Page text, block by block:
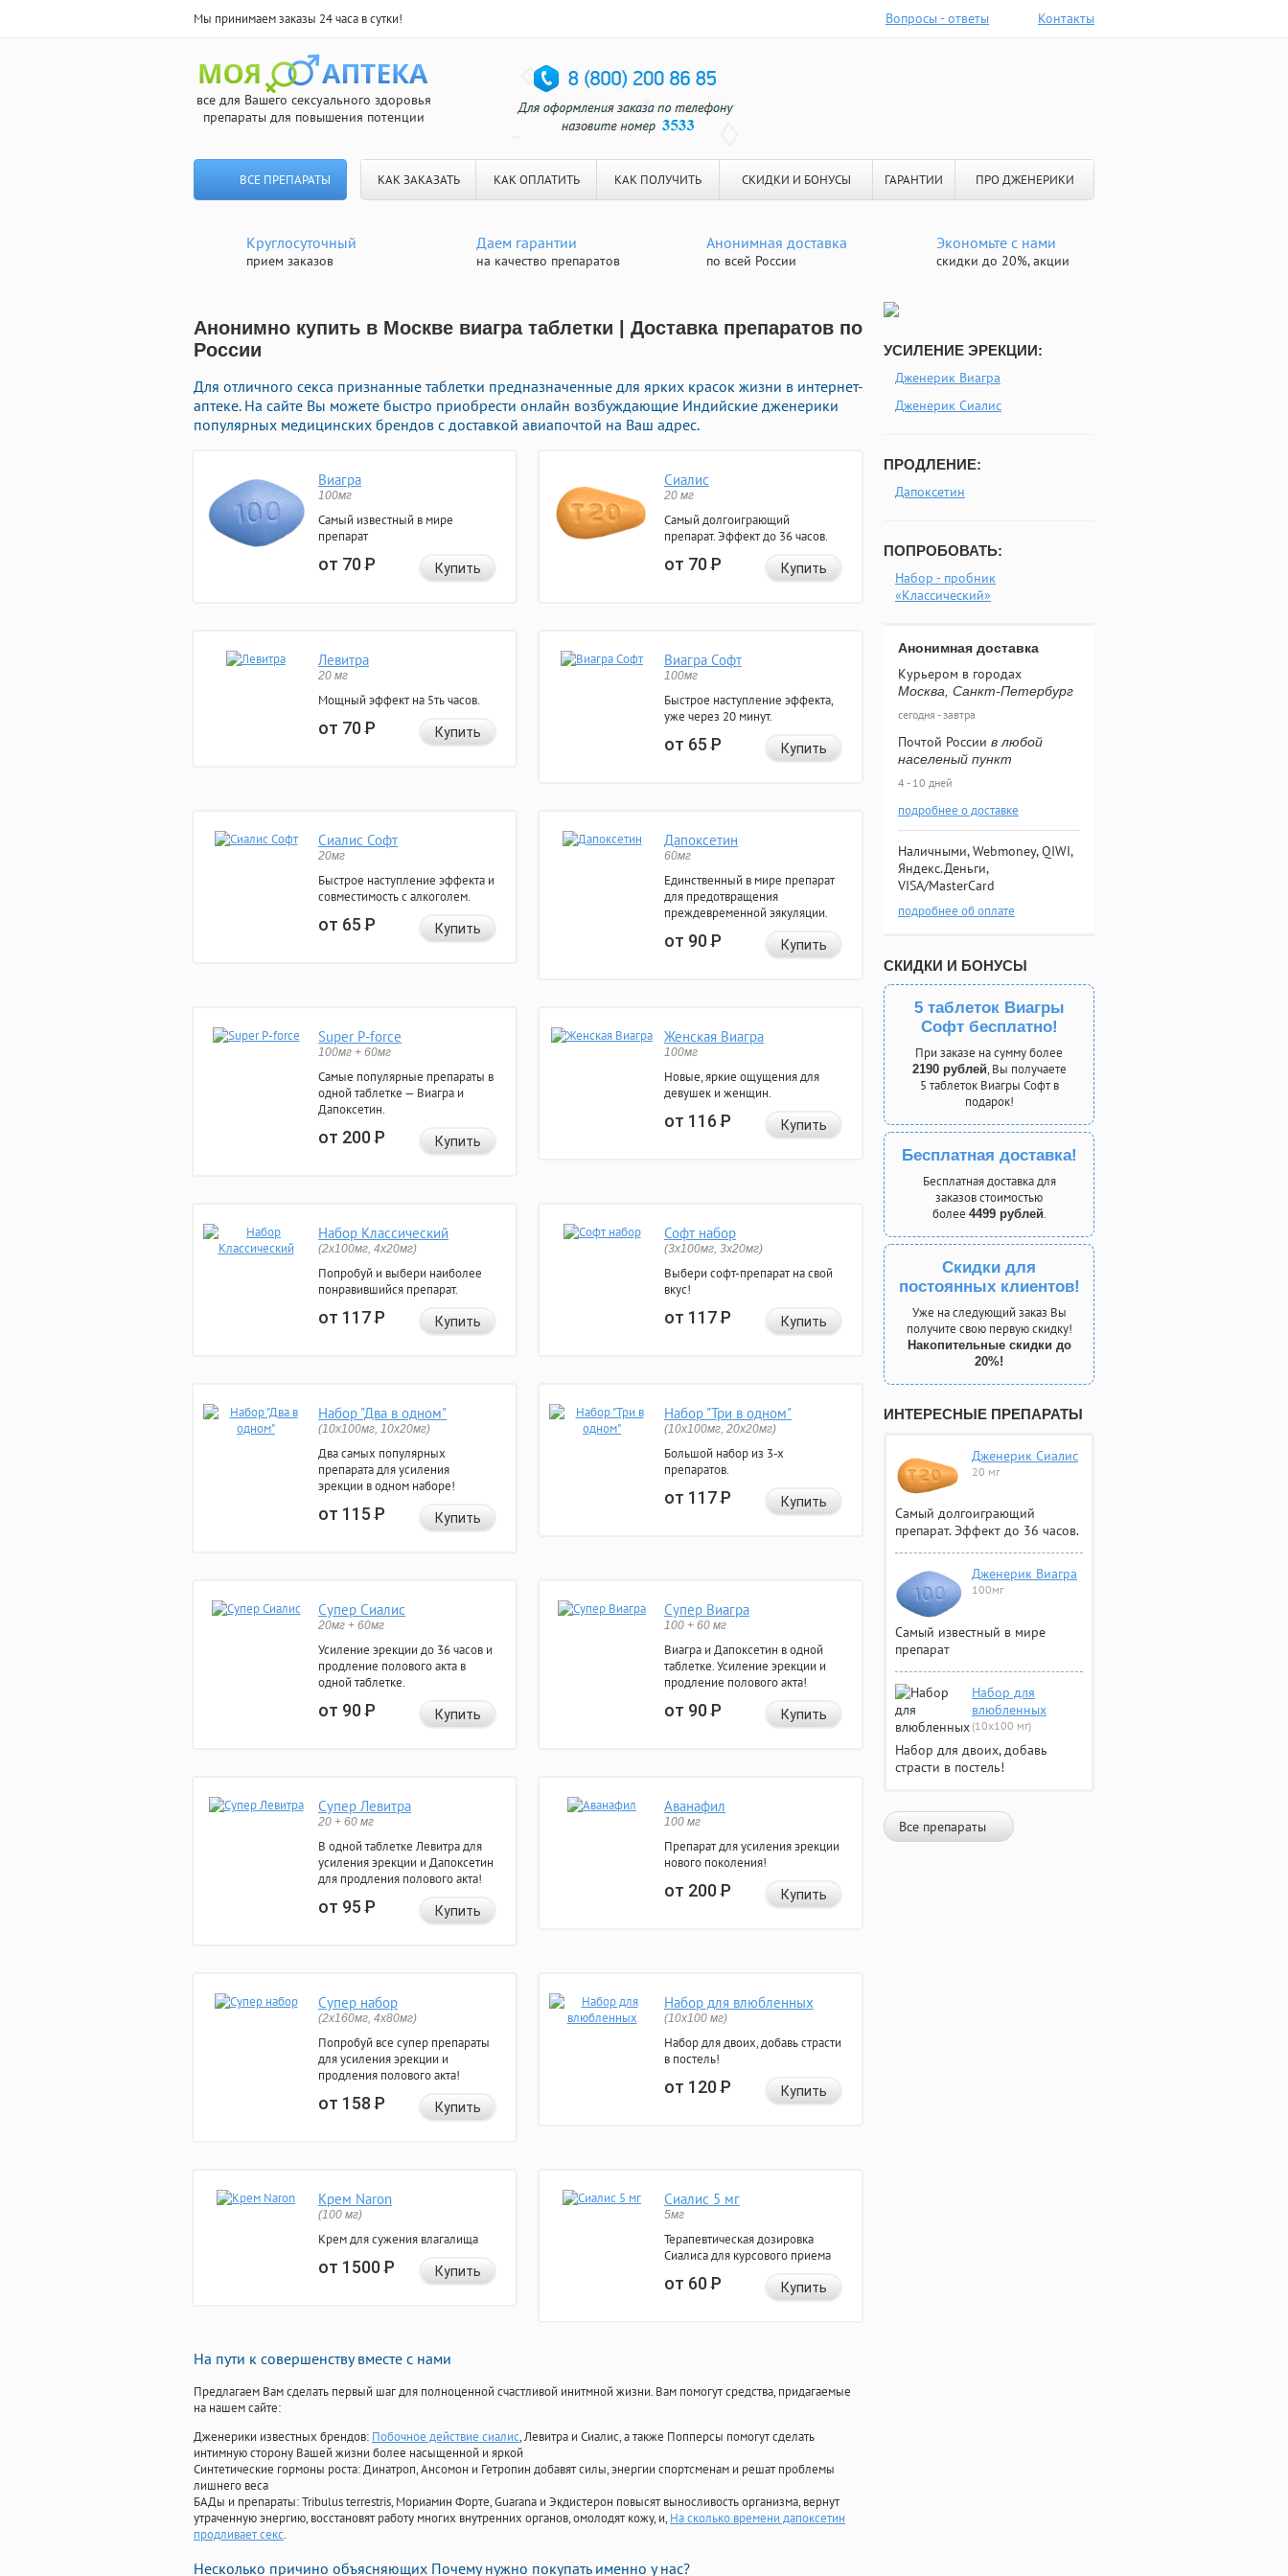
Мы принимаем заказы 24 часа в сутки! Вопросы - ответы Контакты
все для Вашего сексуального здоровья
препараты для повышения потенции
ВСЕ ПРЕПАРАТЫ КАК ЗАКАЗАТЬ КАК ОПЛАТИТЬ КАК ПОЛУЧИТЬ СКИДКИ И БОНУСЫ ГАРАНТИИ ПРО ДЖЕНЕРИКИ
Круглосуточный
прием заказов
Даем гарантии
на качество препаратов
Анонимная доставка
по всей России
Экономьте с нами
скидки до 20%, акции
Анонимно купить в Москве виагра таблетки | Доставка препаратов по
России
Для отличного секса признанные таблетки предназначенные для ярких красок жизни в интернет-
аптеке. На сайте Вы можете быстро приобрести онлайн возбуждающие Индийские дженерики
популярных медицинских брендов с доставкой авиапочтой на Ваш адрес.
Виагра
100мг
Самый известный в мире
препарат
от 70Р Купить
Сиалис
20 мг
Самый долгоиграющий
препарат. Эффект до 36 часов.
от 70Р Купить
Левитра
20 мг
Мощный эффект на 5ть часов.
от 70Р Купить
Виагра Софт
100мг
Быстрое наступление эффекта,
уже через 20 минут.
от 65Р Купить
Сиалис Софт
20мг
Быстрое наступление эффекта и
совместимость с алкоголем.
от 65Р Купить
Дапоксетин
60мг
Единственный в мире препарат
для предотвращения
преждевременной эякуляции.
от 90Р Купить
Super P-force
100мг + 60мг
Самые популярные препараты в
одной таблетке — Виагра и
Дапоксетин.
от 200Р Купить
Женская Виагра
100мг
Новые, яркие ощущения для
девушек и женщин.
от 116Р Купить
Набор Классический
(2x100мг, 4x20мг)
Попробуй и выбери наиболее
понравившийся препарат.
от 117Р Купить
Софт набор
(3x100мг, 3x20мг)
Выбери софт-препарат на свой
вкус!
от 117Р Купить
Набор "Два в одном"
(10x100мг, 10x20мг)
Два самых популярных
препарата для усиления
эрекции в одном наборе!
от 115Р Купить
Набор "Три в одном"
(10x100мг, 20x20мг)
Большой набор из 3-х
препаратов.
от 117Р Купить
Супер Сиалис
20мг + 60мг
Усиление эрекции до 36 часов и
продление полового акта в
одной таблетке.
от 90Р Купить
Супер Виагра
100 + 60 мг
Виагра и Дапоксетин в одной
таблетке. Усиление эрекции и
продление полового акта!
от 90Р Купить
Супер Левитра
20 + 60 мг
В одной таблетке Левитра для
усиления эрекции и Дапоксетин
для продления полового акта!
от 95Р Купить
Аванафил
100 мг
Препарат для усиления эрекции
нового поколения!
от 200Р Купить
Супер набор
(2х160мг, 4х80мг)
Попробуй все супер препараты
для усиления эрекции и
продления полового акта!
от 158Р Купить
Набор для влюбленных
(10х100 мг)
Набор для двоих, добавь страсти
в постель!
от 120Р Купить
Крем Naron
(100 мг)
Крем для сужения влагалища
от 1500Р Купить
Сиалис 5 мг
5мг
Терапевтическая дозировка
Сиалиса для курсового приема
от 60Р Купить
На пути к совершенству вместе с нами
Предлагаем Вам сделать первый шаг для полноценной счастливой инитмной жизни. Вам помогут средства, придагаемые
на нашем сайте:
Дженерики известных брендов: Побочное действие сиалис, Левитра и Сиалис, а также Попперсы помогут сделать
интимную сторону Вашей жизни более насыщенной и яркой
Синтетические гормоны роста: Динатроп, Ансомон и Гетропин добавят силы, энергии спортсменам и решат проблемы
лишнего веса
БАДы и препараты:Tribulus terrestris, Мориамин Форте, Guarana и Экдистерон повысят выносливость организма, вернут
утраченную энергию, восстановят работу многих внутренних органов, омолодят кожу, и, На сколько времени дапоксетин
продливает секс.
Несколько причино объясняющих Почему нужно покупать именно у нас?
УСИЛЕНИЕ ЭРЕКЦИИ:
Дженерик Виагра
Дженерик Сиалис
ПРОДЛЕНИЕ:
Дапоксетин
ПОПРОБОВАТЬ:
Набор - пробник
«Классический»
Анонимная доставка
Курьером в городах
Москва, Санкт-Петербург
сегодня - завтра
Почтой России в любой
населеный пункт
4 - 10 дней
подробнее о доставке
Наличными, Webmoney, QIWI,
Яндекс.Деньги,
VISA/MasterCard
подробнее об оплате
СКИДКИ И БОНУСЫ
5 таблеток Виагры
Софт бесплатно!
При заказе на сумму более
2190 рублей, Вы получаете
5 таблеток Виагры Софт в
подарок!
Бесплатная доставка!
Бесплатная доставка для
заказов стоимостью
более 4499 рублей.
Скидки для
постоянных клиентов!
Уже на следующий заказ Вы
получите свою первую скидку!
Накопительные скидки до
20%!
ИНТЕРЕСНЫЕ ПРЕПАРАТЫ
Дженерик Сиалис
20 мг
Самый долгоиграющий
препарат. Эффект до 36 часов.
Дженерик Виагра
100мг
Самый известный в мире
препарат
Набор для
влюбленных
(10х100 мг)
Набор для двоих, добавь
страсти в постель!
Все препараты